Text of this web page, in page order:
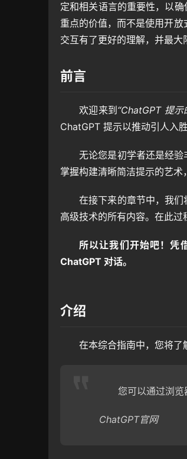
定和相关语言的重要性，以
重点的价值，而不是使用开
交互有了更好的理解，并最大
前言
欢迎来到 “ChatGPT 提
ChatGPT 提示以推动引人入
无论您是初学者还是经
掌握构建清晰简洁提示的艺
在接下来的章节中，我
高级技术的所有内容。在此过
所以让我们开始吧！凭
ChatGPT 对话。
介绍
在本综合指南中，您将了
您可以通过浏览
ChatGPT官网